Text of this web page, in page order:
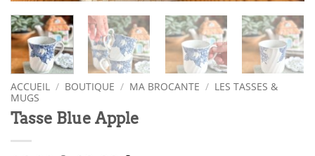
ACCUEIL / BOUTIQUE / MA BROCANTE / LES TASSES &
MUGS
Tasse Blue Apple